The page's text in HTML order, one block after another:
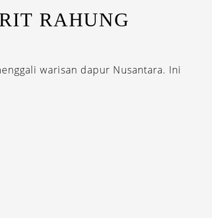
RAHUNG
warisan dapur Nusantara. Ini